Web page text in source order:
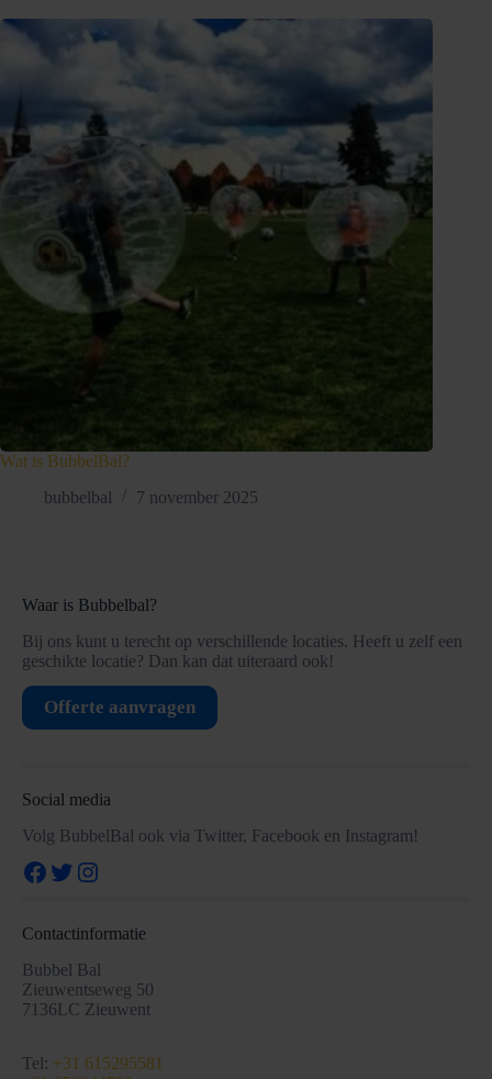
Wat is BubbelBal?
bubbelbal
7 november 2025
Waar is Bubbelbal?
Bij ons kunt u terecht op verschillende locaties. Heeft u zelf een
geschikte locatie? Dan kan dat uiteraard ook!
Offerte aanvragen
Social media
Volg BubbelBal ook via Twitter, Facebook en Instagram!
Facebook
Twitter
Instagram
Contactinformatie
Bubbel Bal
Zieuwentseweg 50
7136LC Zieuwent
Tel: +31 615295581